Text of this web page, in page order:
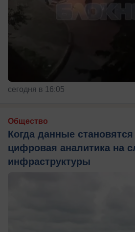
сегодня в 16:05
Общество
Когда данные
цифровая аналитика на
инфраструктуры